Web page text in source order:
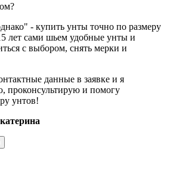
- купить унты точно по размеру
лет сами шьем удобные унты и
с выбором, снять мерки и
данные в заявке и я
проконсультирую и помогу
унтов!